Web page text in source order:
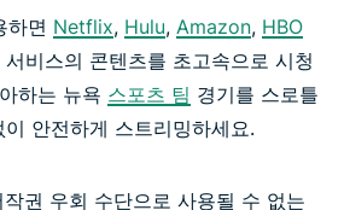
하면 Netflix, Hulu, Amazon, HBO
비스의 콘텐츠를 초고속으로 시청
하는 뉴욕 스포츠 팀 경기를 스로틀
안전하게 스트리밍하세요.
권 우회 수단으로 사용될 수 없는